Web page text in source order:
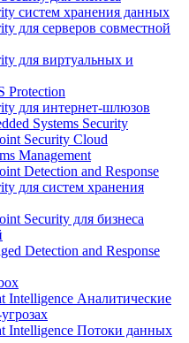
систем хранения данных
для серверов совместной
для виртуальных и
Protection
для интернет-шлюзов
Systems Security
Security Cloud
Management
Detection and Response
для систем хранения
Security для бизнеса
Detection and Response
Intelligence Аналитические
Intelligence Потоки данных